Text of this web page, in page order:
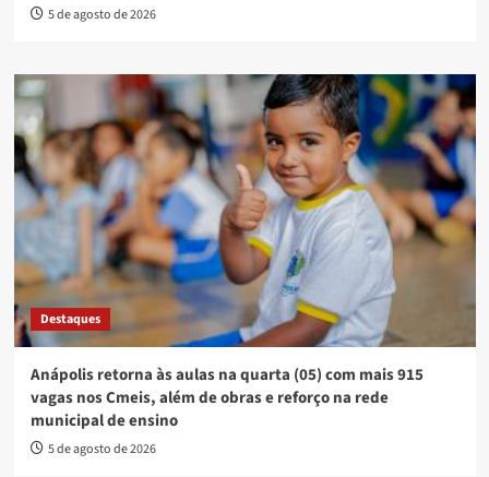
5 de agosto de 2026
Destaques
Anápolis retorna às aulas na quarta (05) com mais 915
vagas nos Cmeis, além de obras e reforço na rede
municipal de ensino
5 de agosto de 2026